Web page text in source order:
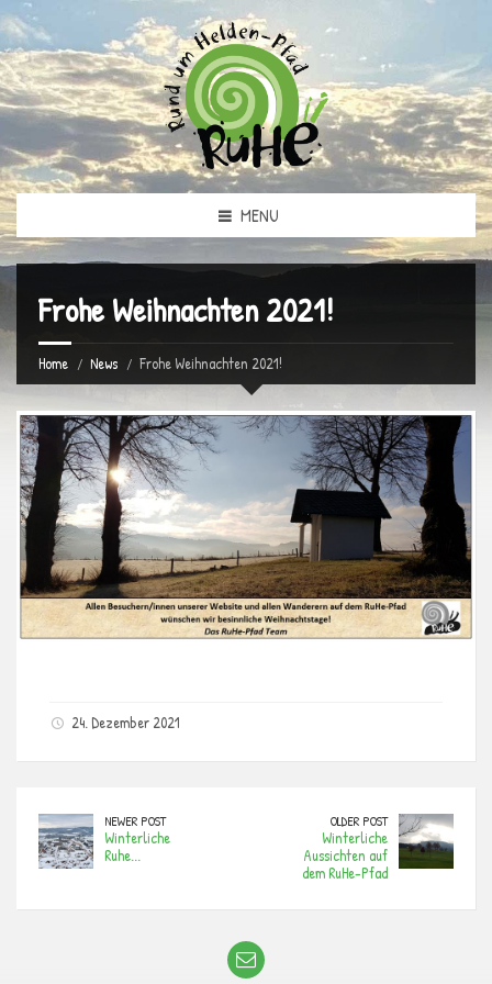
MENU
Frohe Weihnachten 2021!
Home News Frohe Weihnachten 2021!
24. Dezember 2021
NEWER POST
Winterliche
Ruhe...
OLDER POST
Winterliche
Aussichten auf
dem RuHe-Pfad